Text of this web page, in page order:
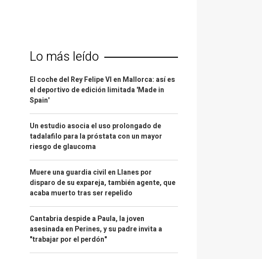
Lo más leído
El coche del Rey Felipe VI en Mallorca: así es
el deportivo de edición limitada 'Made in
Spain'
Un estudio asocia el uso prolongado de
tadalafilo para la próstata con un mayor
riesgo de glaucoma
Muere una guardia civil en Llanes por
disparo de su expareja, también agente, que
acaba muerto tras ser repelido
Cantabria despide a Paula, la joven
asesinada en Perines, y su padre invita a
"trabajar por el perdón"